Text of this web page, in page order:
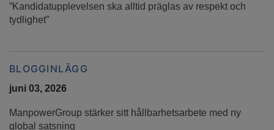
”Kandidatupplevelsen ska alltid präglas av respekt och
tydlighet”
BLOGGINLÄGG
juni 03, 2026
ManpowerGroup stärker sitt hållbarhetsarbete med ny
global satsning